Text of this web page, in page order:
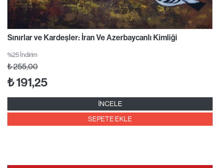
Sınırlar ve Kardeşler: İran Ve Azerbaycanlı Kimliği
%25 İndirim
₺255,00
₺191,25
İNCELE
SEPETE EKLE